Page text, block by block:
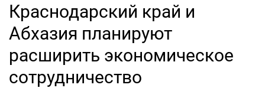
Краснодарский край и
Абхазия планируют
расширить экономическое
сотрудничество